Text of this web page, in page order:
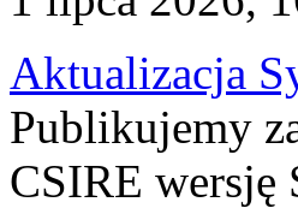
Aktualizacja
Publikujemy
CSIRE wersję